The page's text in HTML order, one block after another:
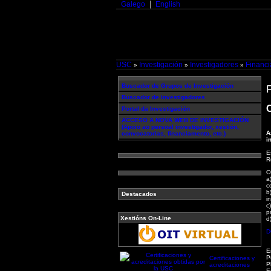
Galego English
USC » Investigación » Investigadores »
Buscador de Grupos de Investigación
Buscador de investigadores
Portal da Investigación
ACCESO A NOVA WEB DE INVESTIGACIÓN
(Apoio ao persoal investigador, xestión,
convocatorias, financiamento, etc.)
Destacados
Xestións On-Line
Certificaciones y
acreditaciones